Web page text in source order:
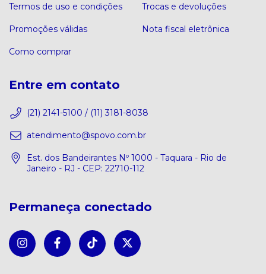
Termos de uso e condições
Promoções válidas
Como comprar
Trocas e devoluções
Nota fiscal eletrônica
Entre em contato
(21) 2141-5100 / (11) 3181-8038
atendimento@spovo.com.br
Est. dos Bandeirantes Nº 1000 - Taquara - Rio de
Janeiro - RJ - CEP: 22710-112
Permaneça conectado